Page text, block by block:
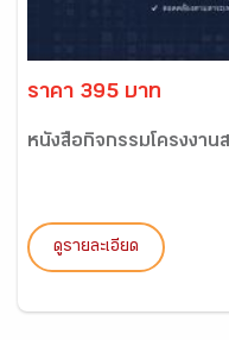
ราคา 395 บาท
หนังสือกิจกรรมโครงงาน
ดูรายละเอียด